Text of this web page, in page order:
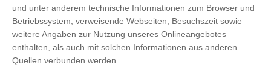
und unter anderem technische Informationen zum Browser und
Betriebssystem, verweisende Webseiten, Besuchszeit sowie
weitere Angaben zur Nutzung unseres Onlineangebotes
enthalten, als auch mit solchen Informationen aus anderen
Quellen verbunden werden.